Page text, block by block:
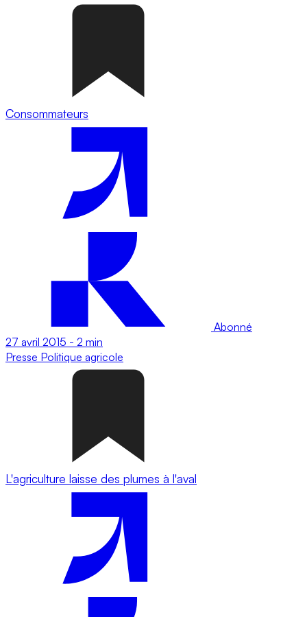
Consommateurs
Abonné
27 avril 2015 - 2 min
Presse Politique agricole
L'agriculture laisse des plumes à l'aval